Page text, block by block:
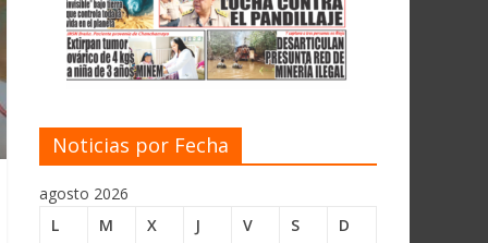
Noticias por Fecha
agosto 2026
L
M X J V S
D